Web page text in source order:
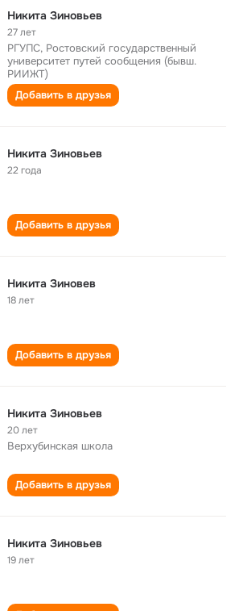
Никита Зиновьев
27 лет
РГУПС, Ростовский государственный
университет путей сообщения (бывш.
РИИЖТ)
Добавить в друзья
Никита Зиновьев
22 года
Добавить в друзья
Никита Зиновев
18 лет
Добавить в друзья
Никита Зиновьев
20 лет
Верхубинская школа
Добавить в друзья
Никита Зиновьев
19 лет